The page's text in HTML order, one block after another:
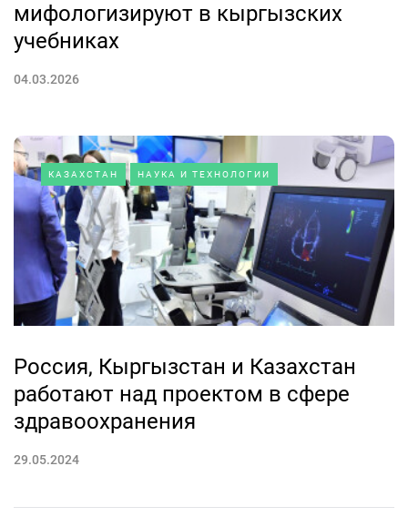
мифологизируют в кыргызских
учебниках
04.03.2026
КАЗАХСТАН НАУКА И ТЕХНОЛОГИИ
Россия, Кыргызстан и Казахстан
работают над проектом в сфере
здравоохранения
29.05.2024